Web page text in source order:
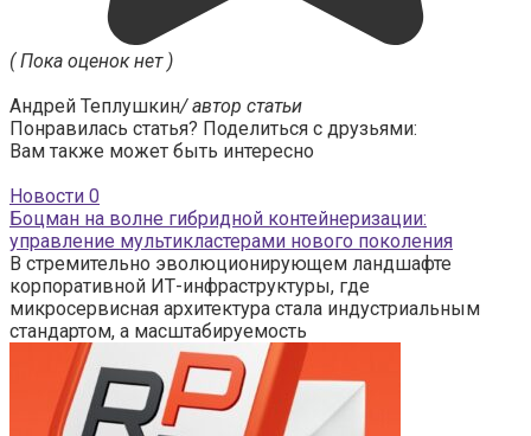
( Пока оценок нет )
Андрей Теплушкин/ автор статьи
Понравилась статья? Поделиться с друзьями:
Вам также может быть интересно
Новости 0
Боцман на волне гибридной контейнеризации:
управление мультикластерами нового поколения
В стремительно эволюционирующем ландшафте
корпоративной ИТ-инфраструктуры, где
микросервисная архитектура стала индустриальным
стандартом, а масштабируемость